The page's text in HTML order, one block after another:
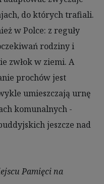
do których trafiali.
w Polce: z reguły
rodziny i
zwłok w ziemi. A
prochów jest
umieszczają urnę
komunalnych -
jeszcze nad
Pamięci na